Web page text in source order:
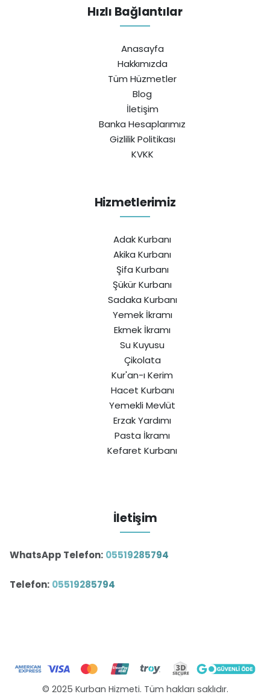
Hızlı Bağlantılar
Anasayfa
Hakkımızda
Tüm Hüzmetler
Blog
İletişim
Banka Hesaplarımız
Gizlilik Politikası
KVKK
Hizmetlerimiz
Adak Kurbanı
Akika Kurbanı
Şifa Kurbanı
Şükür Kurbanı
Sadaka Kurbanı
Yemek İkramı
Ekmek İkramı
Su Kuyusu
Çikolata
Kur'an-ı Kerim
Hacet Kurbanı
Yemekli Mevlüt
Erzak Yardımı
Pasta İkramı
Kefaret Kurbanı
İletişim
WhatsApp Telefon: 05519285794
Telefon: 05519285794
© 2025 Kurban Hizmeti. Tüm hakları saklıdır.